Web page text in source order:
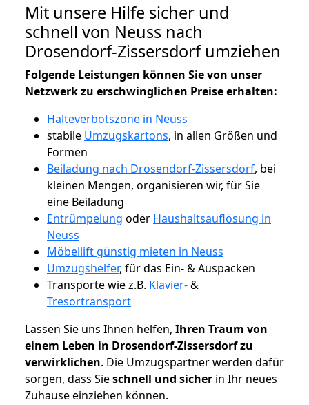
Mit unsere Hilfe sicher und
schnell von Neuss nach
Drosendorf-Zissersdorf umziehen
Folgende Leistungen können Sie von unser
Netzwerk zu erschwinglichen Preise erhalten:
Halteverbotszone in Neuss
stabile Umzugskartons, in allen Größen und
Formen
Beiladung nach Drosendorf-Zissersdorf, bei
kleinen Mengen, organisieren wir, für Sie
eine Beiladung
Entrümpelung oder Haushaltsauflösung in
Neuss
Möbellift günstig mieten in Neuss
Umzugshelfer, für das Ein- & Auspacken
Transporte wie z.B. Klavier-&
Tresortransport
Lassen Sie uns Ihnen helfen, Ihren Traum von
einem Leben in Drosendorf-Zissersdorf zu
verwirklichen. Die Umzugspartner werden dafür
sorgen, dass Sieschnell und sicher in Ihr neues
Zuhause einziehen können.